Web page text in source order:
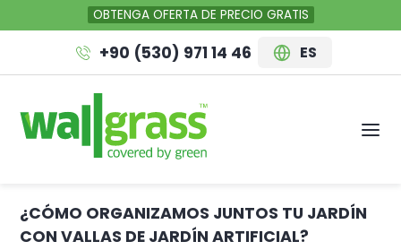
OBTENGA OFERTA DE PRECIO GRATIS
+90 (530) 971 14 46 ES
¿CÓMO ORGANIZAMOS JUNTOS TU JARDÍN
CON VALLAS DE JARDÍN ARTIFICIAL?